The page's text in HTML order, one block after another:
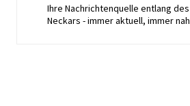
Ihre Nachrichtenquelle entlang des
Neckars - immer aktuell, immer nah